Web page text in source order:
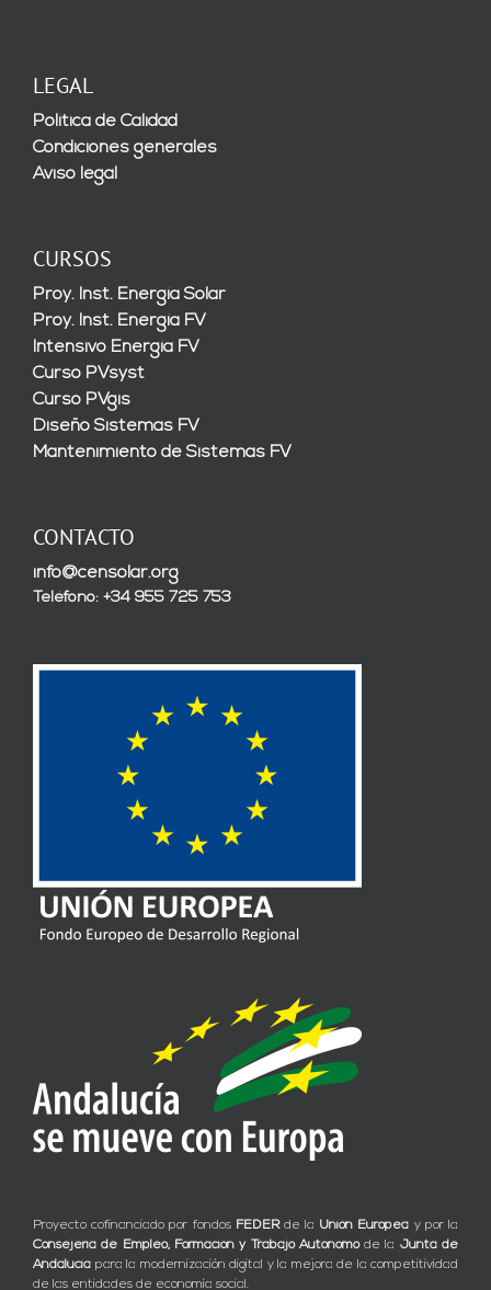
LEGAL
Política de Calidad
Condiciones generales
Aviso legal
CURSOS
Proy. Inst. Energía Solar
Proy. Inst. Energía FV
Intensivo Energía FV
Curso PVsyst
Curso PVgis
Diseño Sistemas FV
Mantenimiento de Sistemas FV
CONTACTO
info@censolar.org
Teléfono: +34 955 725 753
Proyecto cofinanciado por fondos FEDERde la Unión Europea y por la
Consejería de Empleo, Formación y Trabajo Autónomode la Junta de
Andalucía para la modernización digital y la mejora de la competitividad
de las entidades de economía social.